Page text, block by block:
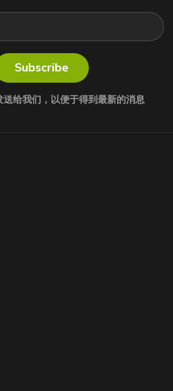
Subscribe
给我们，以便于得到最新的消息